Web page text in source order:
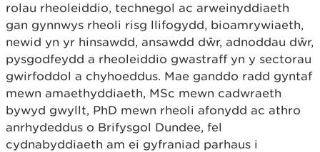
rolau rheoleiddio, technegol ac arweinyddiaeth
gan gynnwys rheoli risg llifogydd, bioamrywiaeth,
newid yn yr hinsawdd, ansawdd dŵr, adnoddau dŵr,
pysgodfeydd a rheoleiddio gwastraff yn y sectorau
gwirfoddol a chyhoeddus. Mae ganddo radd gyntaf
mewn amaethyddiaeth, MSc mewn cadwraeth
bywyd gwyllt, PhD mewn rheoli afonydd ac athro
anrhydeddus o Brifysgol Dundee, fel
cydnabyddiaeth am ei gyfraniad parhaus i